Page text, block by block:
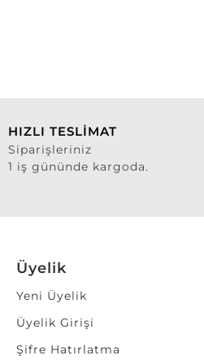
HIZLI TESLİMAT
Siparişleriniz
1 iş gününde kargoda.
Üyelik
Yeni Üyelik
Üyelik Girişi
Şifre Hatırlatma